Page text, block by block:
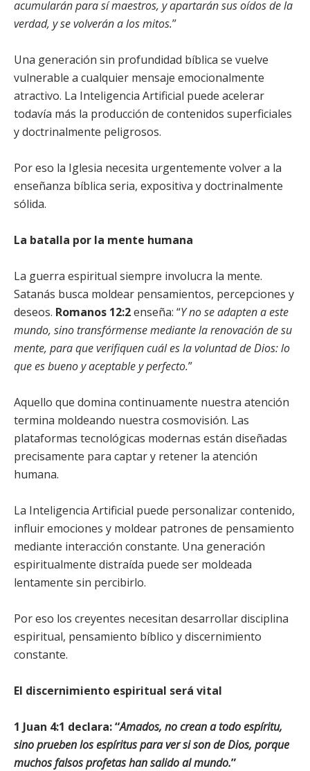
acumularán para sí maestros, y apartarán sus oídos de la
verdad, y se volverán a los mitos.”
Una generación sin profundidad bíblica se vuelve
vulnerable a cualquier mensaje emocionalmente
atractivo. La Inteligencia Artificial puede acelerar
todavía más la producción de contenidos superficiales
y doctrinalmente peligrosos.
Por eso la Iglesia necesita urgentemente volver a la
enseñanza bíblica seria, expositiva y doctrinalmente
sólida.
La batalla por la mente humana
La guerra espiritual siempre involucra la mente.
Satanás busca moldear pensamientos, percepciones y
deseos. Romanos 12:2enseña: “Y no se adapten a este
mundo, sino transfórmense mediante la renovación de su
mente, para que verifiquen cuál es la voluntad de Dios: lo
que es bueno y aceptable y perfecto.”
Aquello que domina continuamente nuestra atención
termina moldeando nuestra cosmovisión. Las
plataformas tecnológicas modernas están diseñadas
precisamente para captar y retener la atención
humana.
La Inteligencia Artificial puede personalizar contenido,
influir emociones y moldear patrones de pensamiento
mediante interacción constante. Una generación
espiritualmente distraída puede ser moldeada
lentamente sin percibirlo.
Por eso los creyentes necesitan desarrollar disciplina
espiritual, pensamiento bíblico y discernimiento
constante.
El discernimiento espiritual será vital
1 Juan 4:1 declara: “Amados, no crean a todo espíritu,
sino prueben los espíritus para ver si son de Dios, porque
muchos falsos profetas han salido al mundo.”